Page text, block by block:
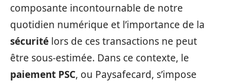
composante incontournable de notre
quotidien numérique et l’importance de la
sécurité lors de ces transactions ne peut
être sous-estimée. Dans ce contexte, le
paiement PSC, ou Paysafecard, s’impose